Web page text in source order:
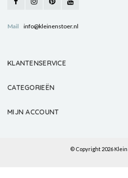
Mail info@kleinenstoer.nl
KLANTENSERVICE
CATEGORIEËN
MIJN ACCOUNT
© Copyright 2026